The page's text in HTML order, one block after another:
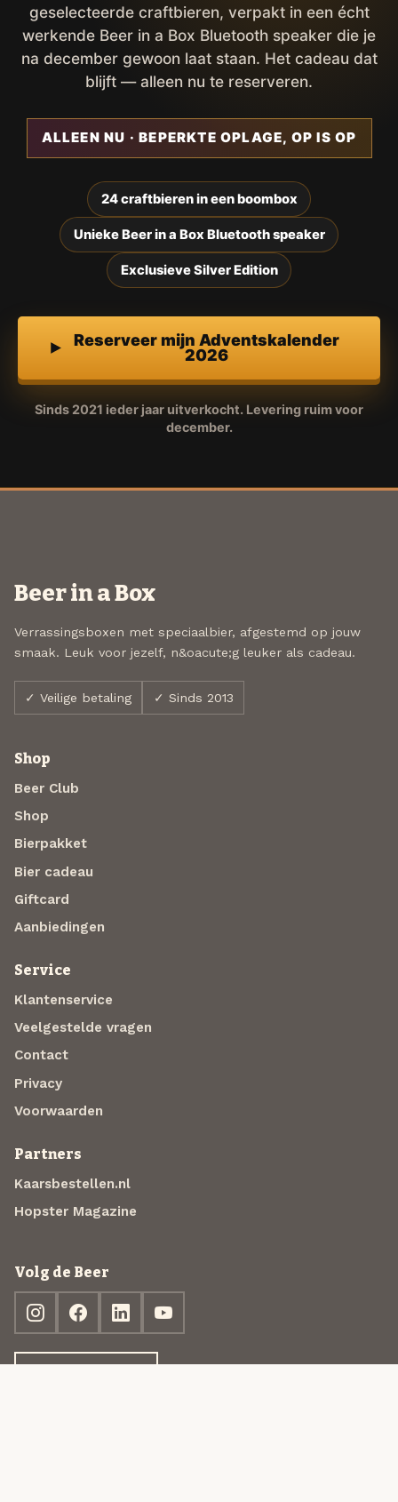
geselecteerde craftbieren, verpakt in een écht
werkende Beer in a Box Bluetooth speaker die je
na december gewoon laat staan. Het cadeau dat
blijft — alleen nu te reserveren.
ALLEEN NU · BEPERKTE OPLAGE, OP IS OP
24 craftbieren in een boombox
Unieke Beer in a Box Bluetooth speaker
Exclusieve Silver Edition
Reserveer mijn Adventskalender
2026
Sinds 2021 ieder jaar uitverkocht. Levering ruim voor
december.
Beer in a Box
Verrassingsboxen met speciaalbier, afgestemd op jouw
smaak. Leuk voor jezelf, n&oacute;g leuker als cadeau.
✓ Veilige betaling ✓ Sinds 2013
Shop
Beer Club
Shop
Bierpakket
Bier cadeau
Giftcard
Aanbiedingen
Service
Klantenservice
Veelgestelde vragen
Contact
Privacy
Voorwaarden
Partners
Kaarsbestellen.nl
Hopster Magazine
Volg de Beer